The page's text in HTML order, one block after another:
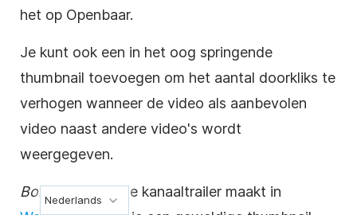
het op Openbaar.
Je kunt ook een in het oog springende
thumbnail toevoegen om het aantal doorkliks te
verhogen wanneer de video als aanbevolen
video naast andere video's wordt
weergegeven.
Bonustip:Als je je kanaaltrailer maakt in
Nederlands